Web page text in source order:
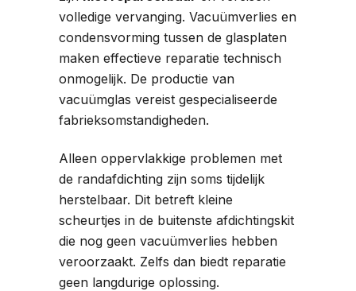
volledige vervanging. Vacuümverlies en
condensvorming tussen de glasplaten
maken effectieve reparatie technisch
onmogelijk. De productie van
vacuümglas vereist gespecialiseerde
fabrieksomstandigheden.
Alleen oppervlakkige problemen met
de randafdichting zijn soms tijdelijk
herstelbaar. Dit betreft kleine
scheurtjes in de buitenste afdichtingskit
die nog geen vacuümverlies hebben
veroorzaakt. Zelfs dan biedt reparatie
geen langdurige oplossing.